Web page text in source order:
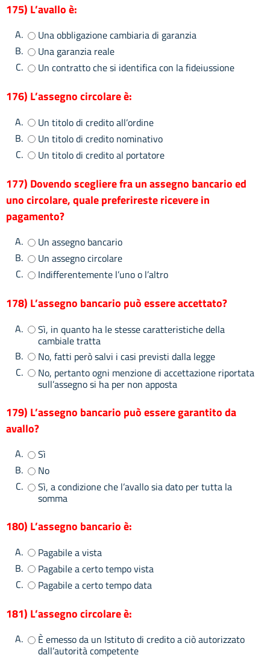
175) L’avallo è:
A.
Una obbligazione cambiaria di garanzia
B.
Una garanzia reale
C.
Un contratto che si identifica con la fideiussione
176) L’assegno circolare è:
A.
Un titolo di credito all’ordine
B.
Un titolo di credito nominativo
C.
Un titolo di credito al portatore
177) Dovendo scegliere fra un assegno bancario ed
uno circolare, quale preferireste ricevere in
pagamento?
A.
Un assegno bancario
B.
Un assegno circolare
C.
Indifferentemente l’uno o l’altro
178) L’assegno bancario può essere accettato?
A. Sì, in quanto ha le stesse caratteristiche della
cambiale tratta
B.
No, fatti però salvi i casi previsti dalla legge
C.
No, pertanto ogni menzione di accettazione riportata
sull’assegno si ha per non apposta
179) L’assegno bancario può essere garantito da
avallo?
A.
Sì
B.
No
C.
Sì, a condizione che l’avallo sia dato per tutta la
somma
180) L’assegno bancario è:
A.
Pagabile a vista
B.
Pagabile a certo tempo vista
C.
Pagabile a certo tempo data
181) L’assegno circolare è:
A. È emesso da un Istituto di credito a ciò autorizzato
dall’autorità competente